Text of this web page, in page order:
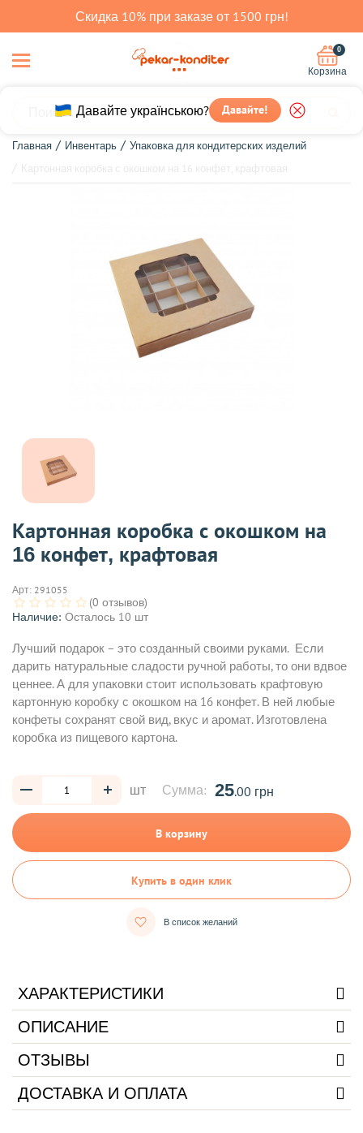
Скидка 10% при заказе от 1500 грн!
Давайте українською? Давайте!
0
Корзина
Главная Инвентарь
Упаковка для кондитерских изделий
Картонная коробка с окошком на
16 конфет, крафтовая
Арт: 291055
(0 отзывов)
Наличие: Осталось 10 шт
Лучший подарок – это созданный своими руками. Если
дарить натуральные сладости ручной работы, то они вдвое
ценнее. А для упаковки стоит использовать крафтовую
картонную коробку с окошком на 16 конфет. В ней любые
конфеты сохранят свой вид, вкус и аромат. Изготовлена
коробка из пищевого картона.
шт Сумма: 25.00 грн
В корзину
Купить в один клик
В список желаний
ХАРАКТЕРИСТИКИ
ОПИСАНИЕ
ОТЗЫВЫ
ДОСТАВКА И ОПЛАТА